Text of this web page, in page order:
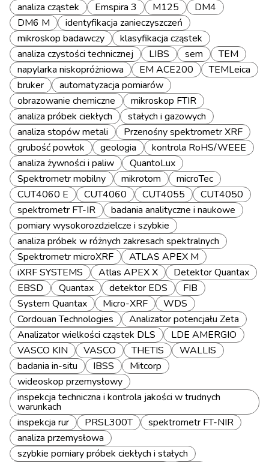
analiza cząstek
Emspira 3 M125
DM4
DM6 M
identyfikacja zanieczyszczeń
mikroskop badawczy
klasyfikacja cząstek
analiza czystości technicznej
LIBS sem
TEM
napylarka niskopróżniowa
EM ACE200
TEMLeica
bruker
automatyzacja pomiarów
obrazowanie chemiczne
mikroskop FTIR
analiza próbek ciekłych
stałych i gazowych
analiza stopów metali
Przenośny spektrometr XRF
grubość powłok
geologia
kontrola RoHS/WEEE
analiza żywności i paliw
QuantoLux
Spektrometr mobilny
mikrotom
microTec
CUT4060 E
CUT4060 CUT4055
CUT4050
spektrometr FT-IR
badania analityczne i naukowe
pomiary wysokorozdzielcze i szybkie
analiza próbek w różnych zakresach spektralnych
Spektrometr microXRF
ATLAS APEX M
iXRF SYSTEMS
Atlas APEX X
Detektor Quantax
EBSD
Quantax detektor EDS
FIB
System Quantax
Micro-XRF
WDS
Cordouan Technologies
Analizator potencjału Zeta
Analizator wielkości cząstek DLS
LDE AMERGIO
VASCO KIN
VASCO THETIS
WALLIS
badania in-situ
IBSS
Mitcorp
wideoskop przemysłowy
inspekcja techniczna i kontrola jakości w trudnych
warunkach
inspekcja rur
PRSL300T
spektrometr FT-NIR
analiza przemysłowa
szybkie pomiary próbek ciekłych i stałych